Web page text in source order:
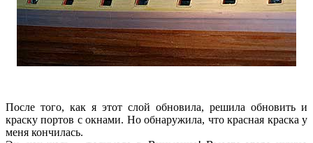
После того, как я этот слой обновила, решила обновить и
краску портов с окнами. Но обнаружила, что красная краска у
меня кончилась.